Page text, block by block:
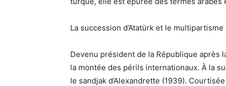
La succession d’Atatürk et le multipartisme
Devenu président de la République après
la montée des périls internationaux. À la
le sandjak d’Alexandrette (1939).